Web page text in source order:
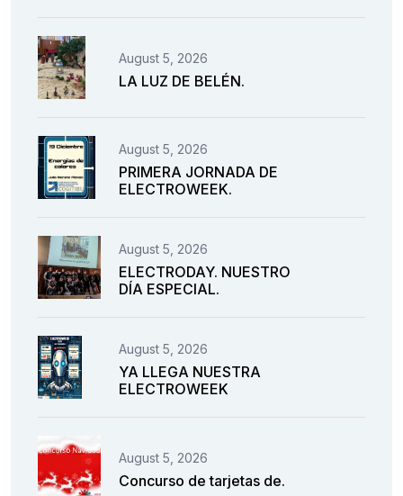
August 5, 2026
LA LUZ DE BELÉN.
August 5, 2026
PRIMERA JORNADA DE
ELECTROWEEK.
August 5, 2026
ELECTRODAY. NUESTRO
DÍA ESPECIAL.
August 5, 2026
YA LLEGA NUESTRA
ELECTROWEEK
August 5, 2026
Concurso de tarjetas de.